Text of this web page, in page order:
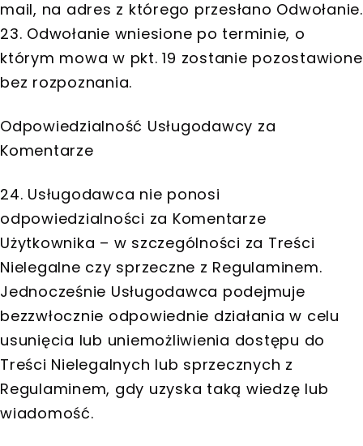
mail, na adres z którego przesłano Odwołanie.
23. Odwołanie wniesione po terminie, o
którym mowa w pkt. 19 zostanie pozostawione
bez rozpoznania.
Odpowiedzialność Usługodawcy za
Komentarze
24. Usługodawca nie ponosi
odpowiedzialności za Komentarze
Użytkownika – w szczególności za Treści
Nielegalne czy sprzeczne z Regulaminem.
Jednocześnie Usługodawca podejmuje
bezzwłocznie odpowiednie działania w celu
usunięcia lub uniemożliwienia dostępu do
Treści Nielegalnych lub sprzecznych z
Regulaminem, gdy uzyska taką wiedzę lub
wiadomość.